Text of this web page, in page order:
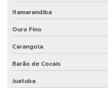
Itamarandiba
Ouro Fino
Carangola
Barão de Cocais
Juatuba